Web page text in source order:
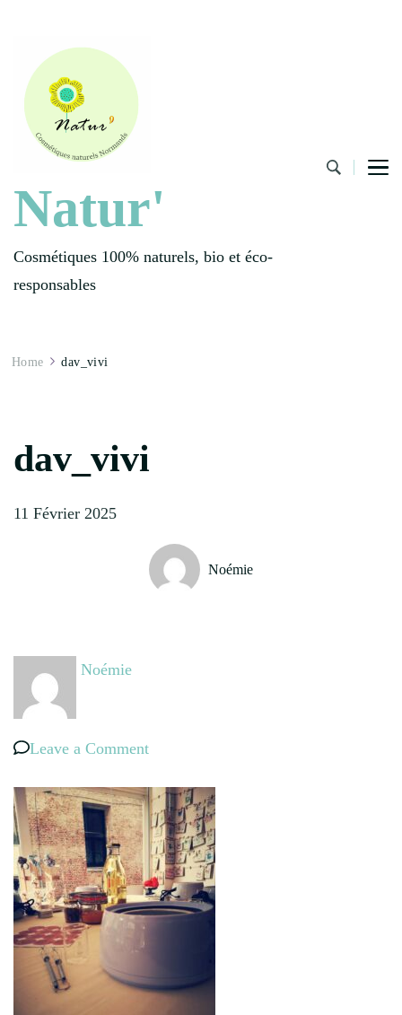
Natur'
Cosmétiques 100% naturels, bio et éco-
responsables
Home dav_vivi
dav_vivi
11 Février 2025
Noémie
Noémie
Leave a Commenton